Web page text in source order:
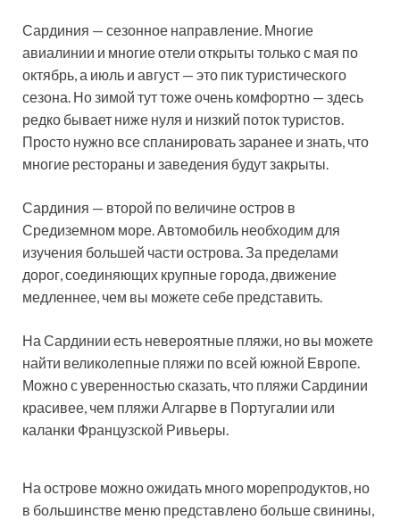
Сардиния — сезонное направление. Многие
авиалинии и многие отели открыты только с мая по
октябрь, а июль и август — это пик туристического
сезона. Но зимой тут тоже очень комфортно — здесь
редко бывает ниже нуля и низкий поток туристов.
Просто нужно все спланировать заранее и знать, что
многие рестораны и заведения будут закрыты.
Сардиния — второй по величине остров в
Средиземном море. Автомобиль необходим для
изучения большей части острова. За пределами
дорог, соединяющих крупные города, движение
медленнее, чем вы можете себе представить.
На Сардинии есть невероятные пляжи, но вы можете
найти великолепные пляжи по всей южной Европе.
Можно с уверенностью сказать, что пляжи Сардинии
красивее, чем пляжи Алгарве в Португалии или
каланки Французской Ривьеры.
На острове можно ожидать много морепродуктов, но
в большинстве меню представлено больше свинины,